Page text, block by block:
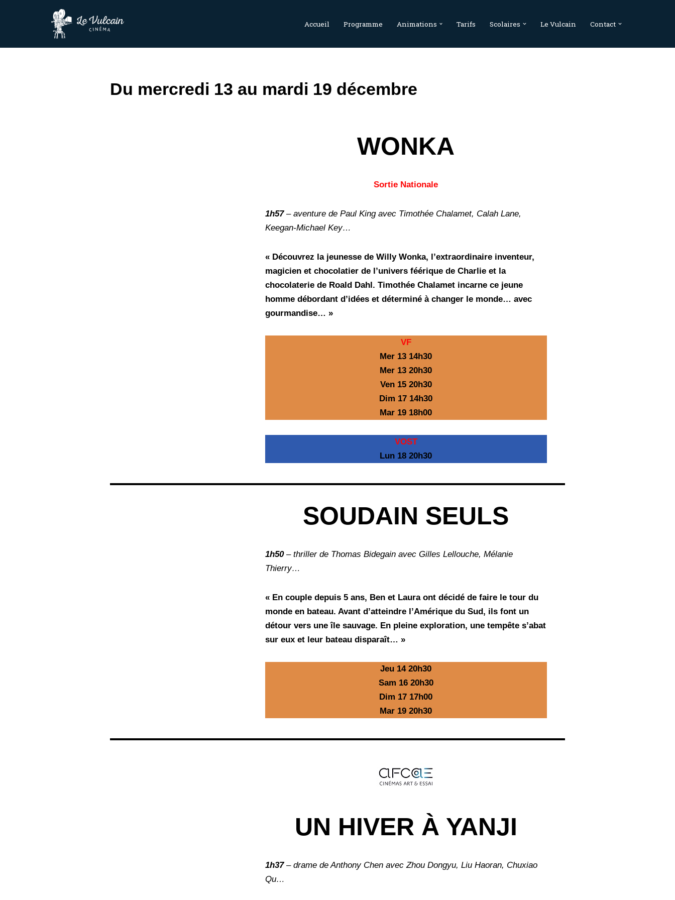
Accueil Programme Animations Tarifs Scolaires Le Vulcain Contact
Du mercredi 13 au mardi 19 décembre
WONKA
Sortie Nationale
1h57 – aventure de Paul King avec Timothée Chalamet, Calah Lane,
Keegan-Michael Key…
« Découvrez la jeunesse de Willy Wonka, l’extraordinaire inventeur,
magicien et chocolatier de l’univers féérique de Charlie et la
chocolaterie de Roald Dahl. Timothée Chalamet incarne ce jeune
homme débordant d’idées et déterminé à changer le monde… avec
gourmandise… »
VF
Mer 13 14h30
Mer 13 20h30
Ven 15 20h30
Dim 17 14h30
Mar 19 18h00
VOST
Lun 18 20h30
SOUDAIN SEULS
1h50 – thriller de Thomas Bidegain avec Gilles Lellouche, Mélanie
Thierry…
« En couple depuis 5 ans, Ben et Laura ont décidé de faire le tour du
monde en bateau. Avant d’atteindre l’Amérique du Sud, ils font un
détour vers une île sauvage. En pleine exploration, une tempête s’abat
sur eux et leur bateau disparaît… »
Jeu 14 20h30
Sam 16 20h30
Dim 17 17h00
Mar 19 20h30
UN HIVER À YANJI
1h37– drame de Anthony Chen avec Zhou Dongyu, Liu Haoran, Chuxiao
Qu…